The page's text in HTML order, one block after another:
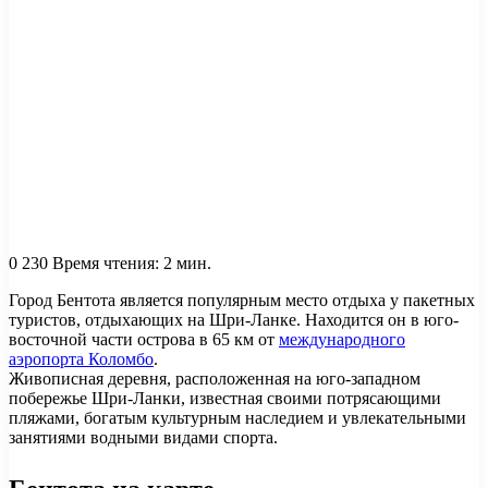
0 230 Время чтения: 2 мин.
Город Бентота является популярным место отдыха у пакетных
туристов, отдыхающих на Шри-Ланке. Находится он в юго-
восточной части острова в 65 км от международного
аэропорта Коломбо.
Живописная деревня, расположенная на юго-западном
побережье Шри-Ланки, известная своими потрясающими
пляжами, богатым культурным наследием и увлекательными
занятиями водными видами спорта.